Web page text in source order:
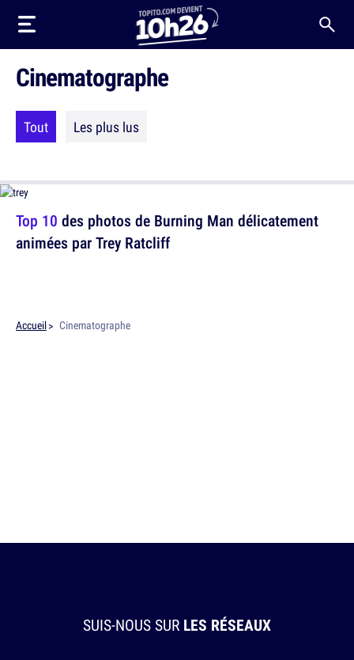
Cinematographe
Tout Les plus lus
Top 10 des photos de Burning Man délicatement
animées par Trey Ratcliff
Accueil Cinematographe
SUIS-NOUS SUR LES RÉSEAUX